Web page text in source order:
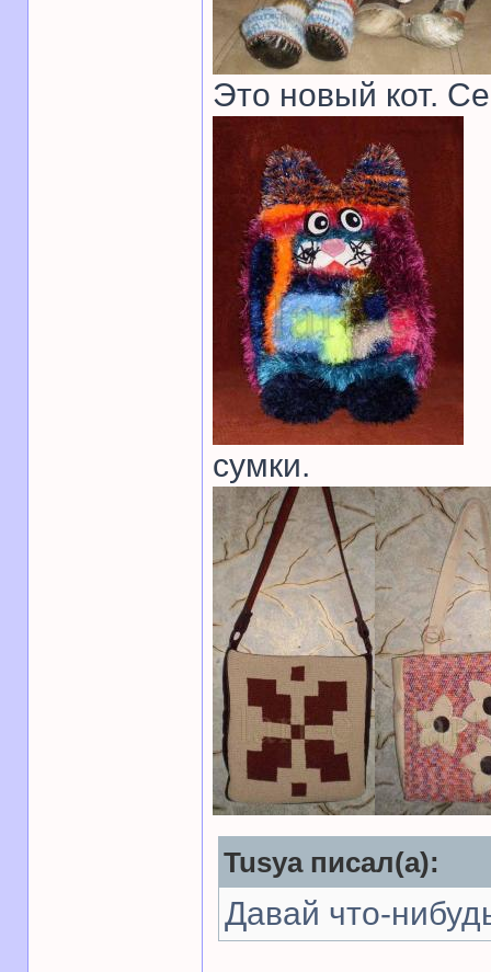
Это новый кот.
сумки.
Tusya писал(а):
Давай что-